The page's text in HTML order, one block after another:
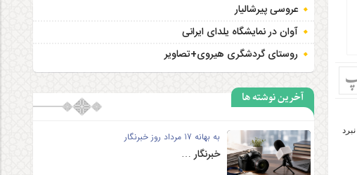
عروسی پیرشالیار
آوان در نمایشگاه یلدای ایرانی
روستای گردشگری هیروی+تصاویر
آخرین نوشته ها
به بهانه 17 مرداد روز خبرنگار
خبرنگار …